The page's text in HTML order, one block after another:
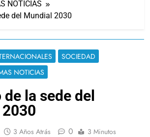
NOTICIAS
del Mundial 2030
SOCIEDAD
NOTICIAS
la sede del
3 Años Atrás 0 3 Minutos